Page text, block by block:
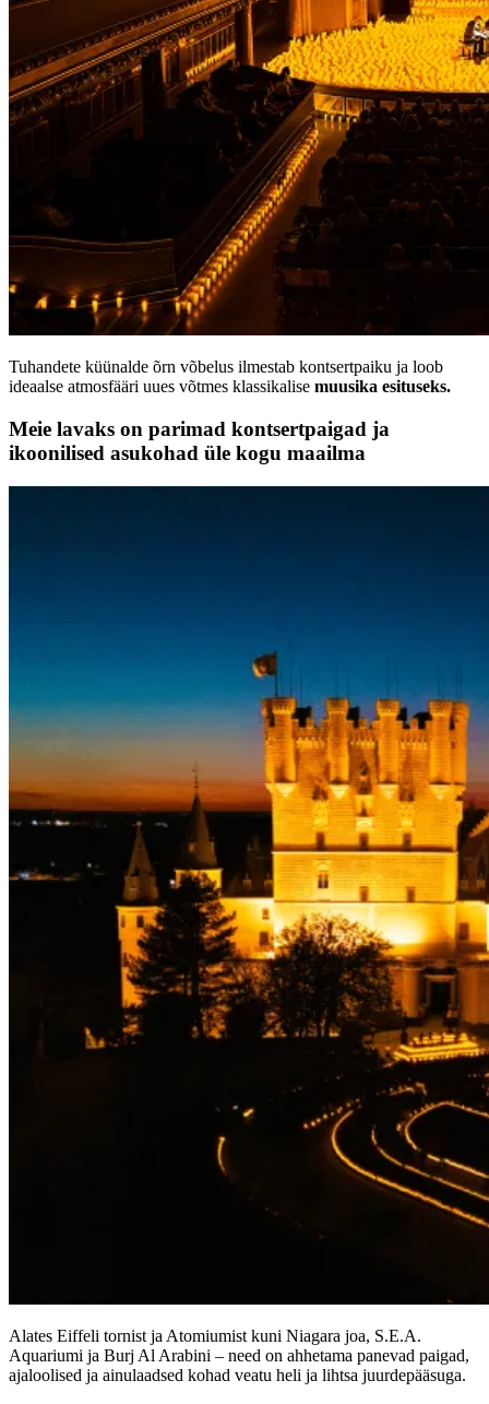
Tuhandete küünalde õrn võbelus ilmestab kontsertpaiku ja loob
ideaalse atmosfääri uues võtmes klassikalise muusika esituseks.
Meie lavaks on parimad kontsertpaigad ja
ikoonilised asukohad üle kogu maailma
Alates Eiffeli tornist ja Atomiumist kuni Niagara joa, S.E.A.
Aquariumi ja Burj Al Arabini – need on ahhetama panevad paigad,
ajaloolised ja ainulaadsed kohad veatu heli ja lihtsa juurdepääsuga.